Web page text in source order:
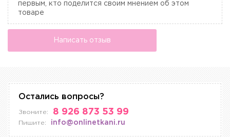
первым, кто поделится своим мнением об этом
товаре
Написать отзыв
Остались вопросы?
Звоните: 8 926 873 53 99
Пишите: info@onlinetkani.ru